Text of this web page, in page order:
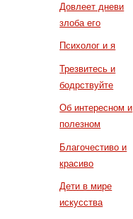
Довлеет дневи
злоба его
Психолог и я
Трезвитесь и
бодрствуйте
Об интересном и
полезном
Благочестиво и
красиво
Дети в мире
искусства